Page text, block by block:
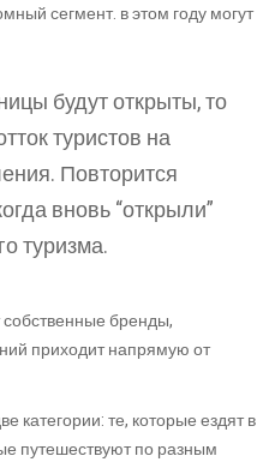
сегмент. в этом году могут
будут открыты, то
туристов на
Повторится
вновь “открыли”
туризма.
бренды,
приходит напрямую от
категории: те, которые ездят в
путешествуют по разным